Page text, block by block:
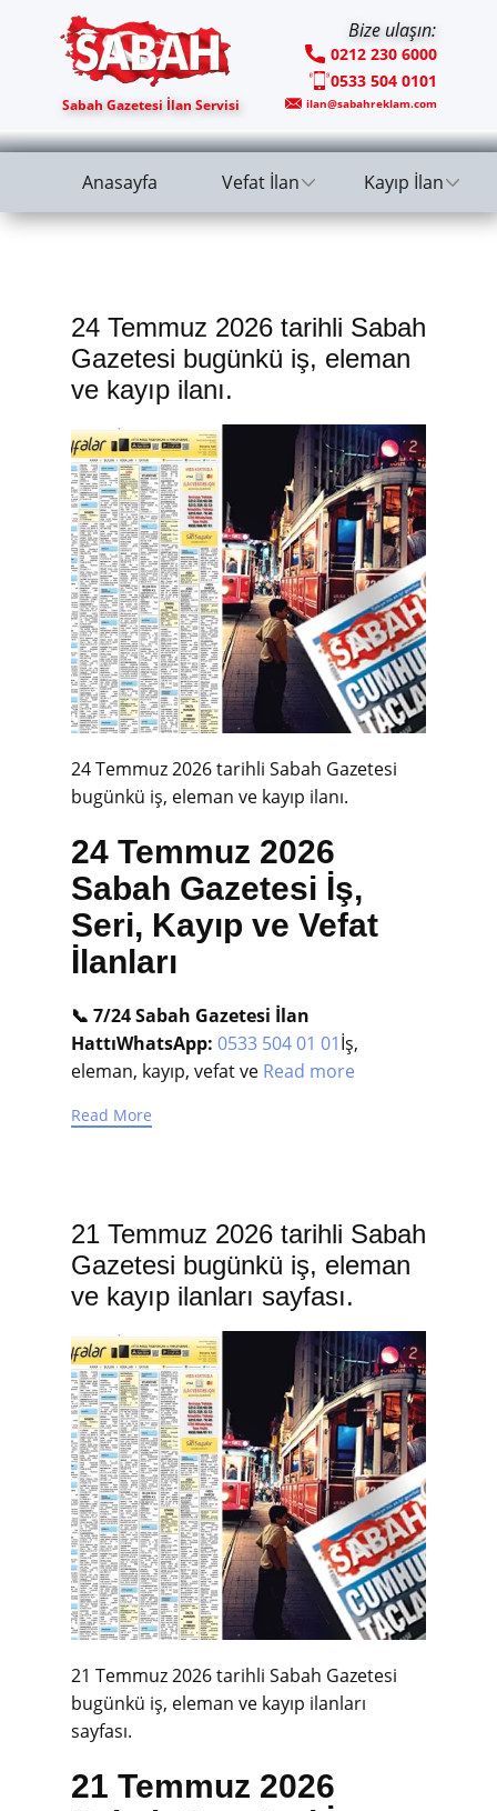
Bize ulaşın:
0212 230 6000
0533 504 0101
Sabah Gazetesi İlan Servisi ilan@sabahreklam.com
Anasayfa Vefat İlan Kayıp İlan
24 Temmuz 2026 tarihli Sabah
Gazetesi bugünkü iş, eleman
ve kayıp ilanı.
24 Temmuz 2026 tarihli Sabah Gazetesi
bugünkü iş, eleman ve kayıp ilanı.
24 Temmuz 2026
Sabah Gazetesi İş,
Seri, Kayıp ve Vefat
İlanları
📞 7/24 Sabah Gazetesi İlan
HattıWhatsApp: 0533 504 01 01İş,
eleman, kayıp, vefat ve Read more
Read More
21 Temmuz 2026 tarihli Sabah
Gazetesi bugünkü iş, eleman
ve kayıp ilanları sayfası.
21 Temmuz 2026 tarihli Sabah Gazetesi
bugünkü iş, eleman ve kayıp ilanları
sayfası.
21 Temmuz 2026